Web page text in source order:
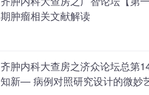
期肿瘤相关文献解读
齐肿内科大查房之济众论坛总第
知新— 病例对照研究设计的微妙